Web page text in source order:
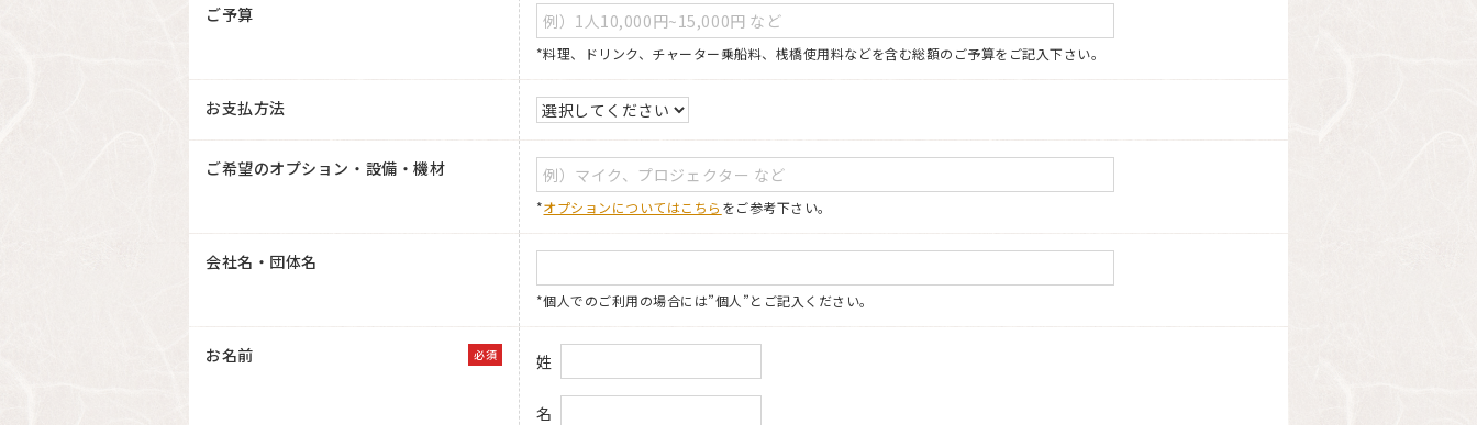
ご予算
*料理、ドリンク、チャーター乗船料、桟橋使用料などを含む総額のご予算をご記入下さい。
お支払方法
ご希望のオプション・設備・機材
*オプションについてはこちら をご参考下さい。
会社名・団体名
*個人でのご利用の場合には”個人”とご記入ください。
お名前 必須 姓
名